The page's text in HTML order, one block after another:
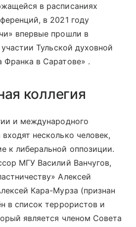
в расписаниях
в 2021 году
впервые прошли в
Тульской духовной
в Саратове» .
коллегия
и международного
несколько человек,
к либеральной оппозиции.
МГУ Василий Ванчугов,
Алексей
Кара-Мурза (признан
в список террористов и
является членом Совета